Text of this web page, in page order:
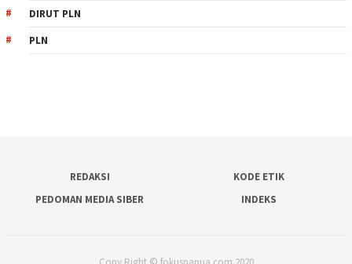
DIRUT PLN
PLN
REDAKSI
KODE ETIK
PEDOMAN MEDIA SIBER
INDEKS